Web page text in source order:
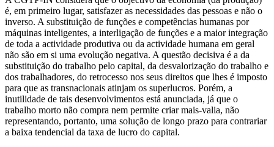
é, em primeiro lugar, satisfazer as necessidades das pessoas e não o
inverso. A substituição de funções e competências humanas por
máquinas inteligentes, a interligação de funções e a maior integração
de toda a actividade produtiva ou da actividade humana em geral
não são em si uma evolução negativa. A questão decisiva é a da
substituição do trabalho pelo capital, da desvalorização do trabalho e
dos trabalhadores, do retrocesso nos seus direitos que lhes é imposto
para que as transnacionais atinjam os superlucros. Porém, a
inutilidade de tais desenvolvimentos está anunciada, já que o
trabalho morto não compra nem permite criar mais-valia, não
representando, portanto, uma solução de longo prazo para contrariar
a baixa tendencial da taxa de lucro do capital.